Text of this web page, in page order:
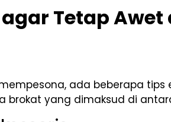
Tetap
ada beberapa tips
brokat yang dimaksud di